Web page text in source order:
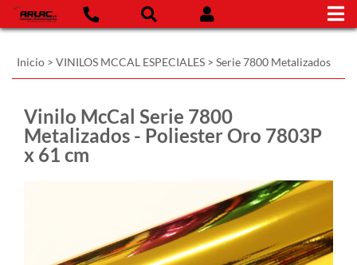
Inicio > VINILOS MCCAL ESPECIALES > Serie 7800 Metalizados
Vinilo McCal Serie 7800
Metalizados - Poliester Oro 7803P
x 61 cm